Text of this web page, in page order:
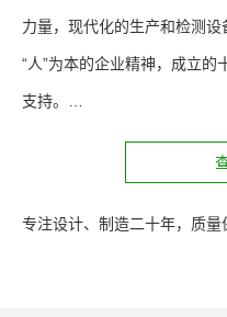
力量，现代化的生产和检测
“人”为本的企业精神，成立
支持。…
专注设计、制造二十年，质量